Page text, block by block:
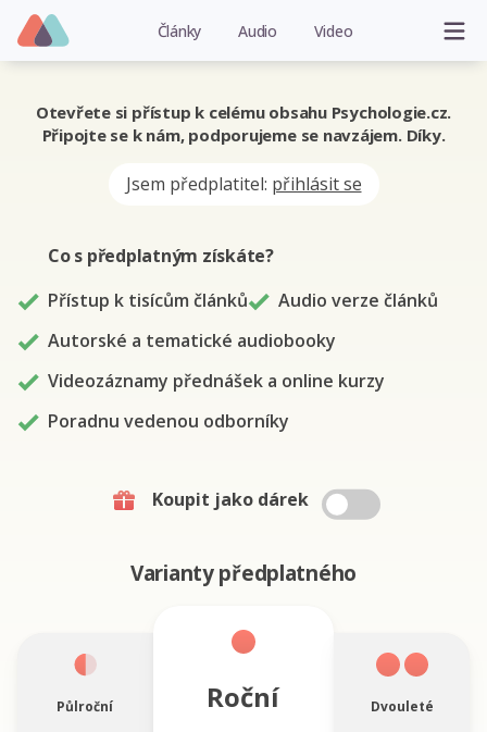
Články Audio Video
Otevřete si přístup k celému obsahu Psychologie.cz.
Připojte se k nám, podporujeme se navzájem. Díky.
Jsem předplatitel: přihlásit se
Co s předplatným získáte?
Přístup k tisícům článků
Audio verze článků
Autorské a tematické audiobooky
Videozáznamy přednášek a online kurzy
Poradnu vedenou odborníky
Koupit jako dárek
Varianty předplatného
Půlroční Roční Dvouleté